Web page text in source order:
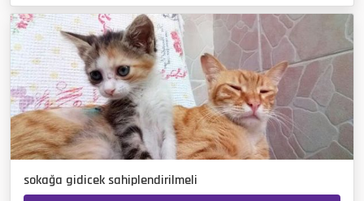
sokağa gidicek sahiplendirilmeli